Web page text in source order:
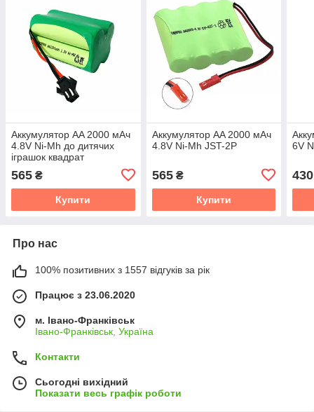
Аккумулятор AA 2000 мАч
4.8V Ni-Mh до дитячих
іграшок квадрат
565 ₴
Купити
Аккумулятор AA 2000 мАч
4.8V Ni-Mh JST-2P
565₴
Купити
6V
430
Про нас
100% позитивних з 1557 відгуків за рік
Працює з 23.06.2020
м. Івано-Франківськ
Івано-Франківськ, Україна
Контакти
Сьогодні вихідний
Показати весь графік роботи